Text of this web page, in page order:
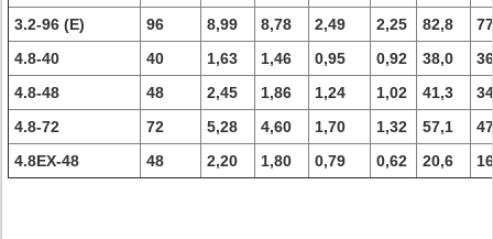
3.2-96 (E)
96 8,99 8,78 2,49 2,25 82,8
4.8-40
40 1,63 1,46 0,95 0,92 38,0
4.8-48
48 2,45 1,86 1,24 1,02 41,3
4.8-72
72 5,28 4,60 1,70 1,32 57,1
4.8EX-48
48 2,20 1,80 0,79 0,62 20,6